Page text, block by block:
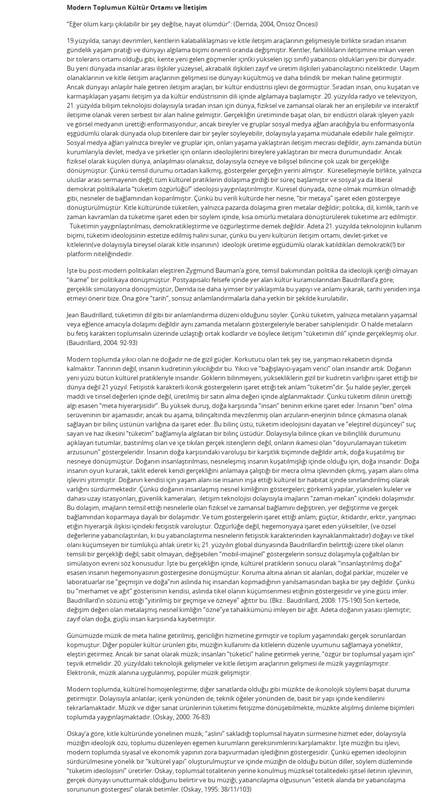
Modern Toplumun Kültür Ortamı ve İletişim
“Eğer ölüm karşı çıkılabilir bir şey değilse, hayat ölümdür”: (Derrida, 2004, Önsöz Öncesi)
19.yüzyılda, sanayi devrimleri, kentlerin kalabalıklaşması ve kitle iletişim araçlarının gelişmesiyle birlikte sıradan insanın
gündelik yaşam pratiği ve dünyayı algılama biçimi önemli oranda değişmiştir. Kentler, farklılıkların iletişimine imkan veren
bir tolerans ortamı olduğu gibi, kente yeni gelen göçmenler için(ki yükselen işçi sınıfı) yabancısı oldukları yeni bir dünyadır.
Bu yeni dünyada insanlar arası ilişkiler yüzeysel, akrabalık ilişkileri zayıf ve üretim ilişkileri yabancılaştırıcı niteliktedir. Ulaşım
olanaklarının ve kitle iletişim araçlarının gelişmesi ise dünyayı küçültmüş ve daha bilindik bir mekan haline getirmiştir.
Ancak dünyayı anlaşılır hale getiren iletişim araçları, bir kültür endüstrisi işlevi de görmüştür. Sıradan insan, onu kuşatan ve
karmaşıklaşan yaşamı iletişim ya da kültür endüstrisinin dili içinde algılamaya başlamıştır. 20. yüzyılda radyo ve televizyon,
21. yüzyılda bilişim teknolojisi dolayısıyla sıradan insan için dünya, fiziksel ve zamansal olarak her an erişilebilir ve interaktif
iletişime olanak veren serbest bir alan haline gelmiştir. Gerçekliğin üretiminde başat olan, bir endüstri olarak işleyen yazılı
ve görsel medyanın ürettiği enformasyondur, ancak bireyler ve gruplar sosyal medya ağları aracılığıyla bu enformasyonla
eşgüdümlü olarak dünyada olup bitenlere dair bir şeyler söyleyebilir, dolayısıyla yaşama müdahale edebilir hale gelmiştir.
Sosyal medya ağları yalnızca bireyler ve gruplar için, onları yaşama yaklaştıran iletişim mecrası değildir, aynı zamanda bütün
kurumlarıyla devlet, medya ve şirketler için onların ideolojilerini bireylere yaklaştıran bir mecra durumundadır. Ancak
fiziksel olarak küçülen dünya, anlaşılması olanaksız, dolayısıyla özneye ve bilişsel bilincine çok uzak bir gerçekliğe
dönüşmüştür. Çünkü temsil durumu ortadan kalkmış, göstergeler gerçeğin yerini almıştır. Küreselleşmeyle birlikte, yalnızca
uluslar arası sermayenin değil; tüm kültürel pratiklerin dolaşıma girdiği bir süreç başlamıştır ve sosyal ya da liberal
demokrat politikalarla “tüketim özgürlüğü!” ideolojisi yaygınlaştırılmıştır. Küresel dünyada, özne olmak mümkün olmadığı
gibi, nesneler de bağlamından koparılmıştır. Çünkü bu verili kültürde her nesne, “bir metaya” işaret eden göstergeye
dönüştürülmüştür. Kitle kültüründe tüketilen, yalnızca pazarda dolaşıma giren metalar değildir; politika, dil, kimlik, tarih ve
zaman kavramları da tüketime işaret eden bir söylem içinde, kısa ömürlü metalara dönüştürülerek tüketime arz edilmiştir.
Tüketimin yaygınlaştırılması, demokratikleştirme ve özgürleştirme demek değildir. Adeta 21. yüzyılda teknolojinin kullanım
biçimi, tüketim ideolojisinin estetize edilmiş halini sunar, çünkü bu yeni kültürün iletişim ortamı, devlet-şirket ve
kitlelerin(ve dolayısıyla bireysel olarak kitle insanının) ideolojik üretime eşgüdümlü olarak katıldıkları demokratik(!) bir
platform niteliğindedir.
İşte bu post-modern politikaları eleştiren Zygmund Bauman’a göre, temsil bakımından politika da ideolojik içeriği olmayan
“ikame” bir politikaya dönüşmüştür. Postyapısalcı felsefe içinde yer alan kültür kuramcılarından Baudrillard’a göre;
gerçeklik simülasyona dönüşmüştür, Derrida ise daha iyimser bir yaklaşımla bu yapıyı ve anlamı yıkarak, tarihi yeniden inşa
etmeyi önerir bize. Ona göre “tarih”, sonsuz anlamlandırmalarla daha yetkin bir şekilde kurulabilir.
Jean Baudrillard, tüketimin dil gibi bir anlamlandırma düzeni olduğunu söyler. Çünkü tüketim, yalnızca metaların yaşamsal
veya eğlence amacıyla dolaşımı değildir aynı zamanda metaların göstergeleriyle beraber sahiplenişidir. O halde metaların
bu fetiş karakteri toplumsalın üzerinde uzlaştığı ortak kodlardır ve böylece iletişim “tüketimin dili” içinde gerçekleşmiş olur.
(Baudrillard, 2004: 92-93)
Modern toplumda yıkıcı olan ne doğadır ne de gizil güçler. Korkutucu olan tek şey ise, yarışmacı rekabetin dışında
kalmaktır. Tanrının değil, insanın kudretinin yıkıcılığıdır bu. Yıkıcı ve “bağışlayıcı-yaşam verici” olan insandır artık. Doğanın
yeni yüzü bütün kültürel pratikleriyle insandır. Göklerin bilinmeyeni, yüksekliklerin gizil bir kudretin varlığını işaret ettiği bir
dünya değil 21 yüzyıl. Fetişistik karakterli ikonik göstergelerin işaret ettiği tek anlam “tüketim”dir. Şu halde şeyler, gerçek
maddi ve tinsel değerleri içinde değil, üretilmiş bir satın alma değeri içinde algılanmaktadır. Çünkü tüketim dilinin ürettiği
algı esasen “meta hiyerarşisidir”. Bu yüksek duruş, doğa karşısında “insan” beninin erkine işaret eder. İnsanın “ben” olma
serüveninin bir aşamasıdır; ancak bu aşama, bilinçaltında mevzilenmiş olan arzuların-enerjinin bilince çıkmasına olanak
sağlayan bir bilinç üstünün varlığına da işaret eder. Bu bilinç üstü, tüketim ideolojisini dayatan ve “eleştirel düşünceyi” suç
sayan ve haz ilkesini “tüketim” bağlamıyla algılatan bir bilinç üstüdür. Dolayısıyla bilince çıkan ve bilinçlilik durumunu
açıklayan tutumlar, bastırılmış olan ve içe tıkılan gerçek istençlerin değil, onların ikamesi olan “doyurulamayan tüketim
arzusunun” göstergeleridir. İnsanın doğa karşısındaki varoluşu bir karşıtlık biçiminde değildir artık, doğa kuşatılmış bir
nesneye dönüşmüştür. Doğanın insanlaştırılması, nesneleşmiş insanın kuşatılmışlığı içinde olduğu için, doğa insandır. Doğa
insanın oyun kurarak, taklit ederek kendi gerçekliğini anlamaya çalıştığı bir mecra olma işlevinden çıkmış, yaşam alanı olma
işlevini yitirmiştir. Doğanın kendisi için yaşam alanı ise insanın inşa ettiği kültürel bir habitat içinde sınırlandırılmış olarak
varlığını sürdürmektedir. Çünkü doğanın insanlaşmış nesnel kimliğinin göstergeleri; görkemli yapılar, yükselen kuleler ve
dahası uzay istasyonları, güvenlik kameraları, iletişim teknolojisi dolayısıyla imajların “zaman-mekan” içindeki dolaşımıdır.
Bu dolaşım, imajların temsil ettiği nesnelerle olan fiziksel ve zamansal bağlamını değiştiren, yer değiştirme ve gerçek
bağlamından koparmaya dayalı bir dolaşımdır. Ve tüm göstergelerin işaret ettiği anlam; güçtür, iktidardır, erktir, yarışmacı
etiğin hiyerarşik ilişkisi içindeki fetişistik varoluştur. Özgürlüğe değil, hegemonyaya işaret eden yükseltiler, (ve özsel
değerlerine yabancılaştırılan, ki bu yabancılaştırma nesnelerin fetişistik karakterinden kaynaklanmaktadır) doğayı ve tikel
olanı küçümseyen bir tümlükçü ahlak üretir ki; 21. yüzyılın global dünyasında Baudrillard’ın belirttiği üzere tikel olanın
temsili bir gerçekliği değil; sabit olmayan, değişebilen “mobil-imajinel” göstergelerin sonsuz dolaşımıyla çoğaltılan bir
simülasyon evreni söz konusudur. İşte bu gerçekliğin içinde, kültürel pratiklerin sonucu olarak “insanlaştırılmış doğa”
esasen insanın hegemonyasının göstergesine dönüşmüştür. Koruma altına alınan sit alanları, doğal parklar, müzeler ve
laboratuarlar ise “geçmişin ve doğa”nın aslında hiç insandan kopmadığının yanılsamasından başka bir şey değildir. Çünkü
bu “merhamet ve ağıt” gösterisinin kendisi, aslında tikel olanın küçümsenmesi etiğinin göstergesidir ve yine gücü imler.
Baudrillard’ın sözünü ettiği “yitirilmiş bir geçmişe ve özneye” ağıttır bu. (Bkz.: Baudrillard, 2008: 175-190) Son kertede,
değişim değeri olan metalaşmış nesnel kimliğin “özne”ye tahakkümünü imleyen bir ağıt. Adeta doğanın yasası işlemiştir;
zayıf olan doğa, güçlü insan karşısında kaybetmiştir.
Günümüzde müzik de meta haline getirilmiş, gericiliğin hizmetine girmiştir ve toplum yaşamındaki gerçek sorunlardan
kopmuştur. Diğer popüler kültür ürünleri gibi, müziğin kullanımı da kitlelerin düzenle uyumunu sağlamaya yöneliktir,
eleştiri getirmez. Ancak bir sanat olarak müzik; insanları “tüketici” haline getirmek yerine, “özgür bir toplumsal yaşam için”
teşvik etmelidir. 20. yüzyıldaki teknolojik gelişmeler ve kitle iletişim araçlarının gelişmesi ile müzik yaygınlaşmıştır.
Elektronik, müzik alanına uygulanmış, popüler müzik gelişmiştir.
Modern toplumda, kültürel homojenleştirme; diğer sanatlarda olduğu gibi müzikte de ikonolojik söylemi başat duruma
getirmiştir. Dolayısıyla anlatılar; içerik yönünden de, teknik öğeler yönünden de, basit bir yapı içinde kendilerini
tekrarlamaktadır. Müzik ve diğer sanat ürünlerinin tüketimi fetişizme dönüşebilmekte, müzikte alışılmış dinleme biçimleri
toplumda yaygınlaşmaktadır. (Oskay, 2000: 76-83)
Oskay’a göre, kitle kültüründe yönelinen müzik; “aslını” sakladığı toplumsal hayatın sürmesine hizmet eder, dolayısıyla
müziğin ideolojik özü, toplumu düzenleyen egemen kurumların gereksinimlerini karşılamaktır. İşte müziğin bu işlevi,
modern toplumda siyasal ve ekonomik yapının zora başvurmadan işlediğinin göstergesidir. Çünkü egemen ideolojinin
sürdürülmesine yönelik bir “kültürel yapı” oluşturulmuştur ve içinde müziğin de olduğu bütün diller, söylem düzleminde
“tüketim ideolojisini” üretirler. Oskay, toplumsal totalitenin yerine konulmuş müziksel totalitedeki işitsel iletinin işlevinin,
gerçek dünyayı unutturmak olduğunu belirtir ve bu müziği, yabancılaşma olgusunun “estetik alanda bir yabancılaşma
sorununun göstergesi” olarak betimler. (Oskay, 1995: 38/11/103)